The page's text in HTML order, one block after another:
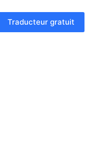
Traducteur gratuit